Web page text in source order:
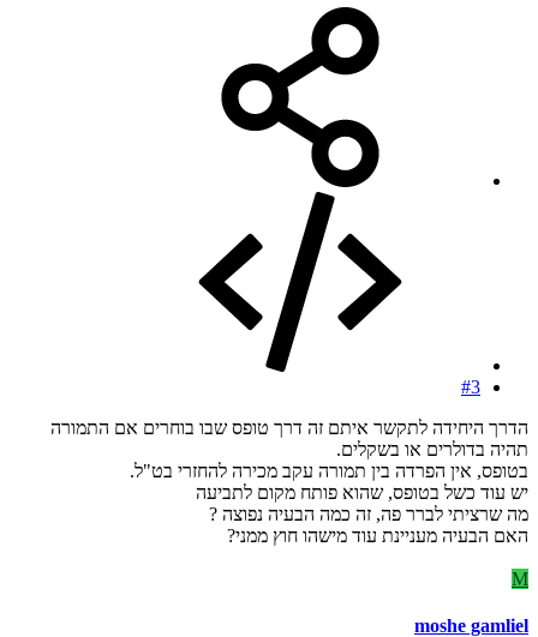
#3
הדרך היחידה לתקשר איתם זה דרך טופס שבו בוחרים אם התמורה
תהיה בדולרים או בשקלים.
בטופס, אין הפרדה בין תמורה עקב מכירה להחזרי בט"ל.
יש עוד כשל בטופס, שהוא פותח מקום לתביעה
מה שרציתי לברר פה, זה כמה הבעיה נפוצה ?
האם הבעיה מעניינת עוד מישהו חוץ ממני?
M
moshe gamliel